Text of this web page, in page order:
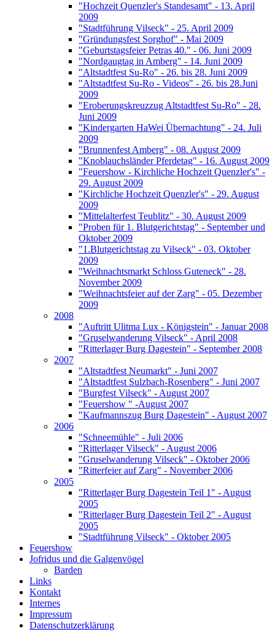
"Hochzeit Quenzler's Standesamt" - 13. April
2009
"Stadtführung Vilseck" - 25. April 2009
"Gründungsfest Sorghof" - Mai 2009
"Geburtstagsfeier Petras 40." - 06. Juni 2009
"Nordgaugtag in Amberg" - 14. Juni 2009
"Altstadtfest Su-Ro" - 26. bis 28. Juni 2009
"Altstadtfest Su-Ro - Videos" - 26. bis 28.Juni
2009
"Eroberungskreuzzug Altstadtfest Su-Ro" - 28.
Juni 2009
"Kindergarten HaWei Übernachtung" - 24. Juli
2009
"Brunnenfest Amberg" - 08. August 2009
"Knoblauchsländer Pferdetag" - 16. August 2009
"Feuershow - Kirchliche Hochzeit Quenzler's" -
29. August 2009
"Kirchliche Hochzeit Quenzler's" - 29. August
2009
"Mittelalterfest Teublitz" - 30. August 2009
"Proben für 1. Blutgerichtstag" - September und
Oktober 2009
"1.Blutgerichtstag zu Vilseck" - 03. Oktober
2009
"Weihnachtsmarkt Schloss Guteneck" - 28.
November 2009
"Weihnachtsfeier auf der Zarg" - 05. Dezember
2009
2008
"Auftritt Ulitma Lux - Königstein" - Januar 2008
"Gruselwanderung Vilseck" - April 2008
"Ritterlager Burg Dagestein" - September 2008
2007
"Altstadtfest Neumarkt" - Juni 2007
"Altstadtfest Sulzbach-Rosenberg" - Juni 2007
"Burgfest Vilseck" - August 2007
"Feuershow " -August 2007
"Kaufmannszug Burg Dagestein" - August 2007
2006
"Schneemühle" - Juli 2006
"Ritterlager Vilseck" - August 2006
"Gruselwanderung Vilseck" - Oktober 2006
"Ritterfeier auf Zarg" - November 2006
2005
"Ritterlager Burg Dagestein Teil 1" - August
2005
"Ritterlager Burg Dagestein Teil 2" - August
2005
"Stadtführung Vilseck" - Oktober 2005
Feuershow
Jofridus und die Galgenvögel
Barden
Links
Kontakt
Internes
Impressum
Datenschutzerklärung